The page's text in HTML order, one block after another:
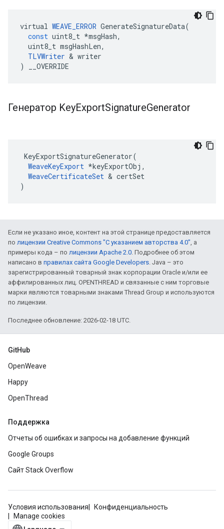
virtual WEAVE_ERROR GenerateSignatureData(
const uint8_t *msgHash,
uint8_t msgHashLen,
TLVWriter & writer
)
__OVERRIDE
Генератор KeyExportSignatureGenerator
KeyExportSignatureGenerator(
WeaveKeyExport *keyExportObj,
WeaveCertificateSet & certSet
)
Если не указано иное, контент на этой странице предоставляется
по лицензии Creative Commons "С указанием авторства 4.0", а
примеры кода – по лицензии Apache 2.0. Подробнее об этом
написано в правилах сайта Google Developers. Java – это
зарегистрированный товарный знак корпорации Oracle и/или ее
аффилированных лиц. OPENTHREAD и связанные с ним торговые
марки являются товарными знаками Thread Group и используются
по лицензии.
Последнее обновление: 2026-02-18 UTC.
GitHub
OpenWeave
Happy
OpenThread
Поддержка
Отчеты об ошибках и запросы на добавление функций
Google Groups
Сайт Stack Overflow
Условия использования
Конфиденциальность
Manage cookies